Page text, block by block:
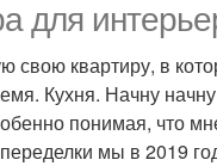
для
квартиру, в
Кухня. Начну
понимая, что
мы в 2019